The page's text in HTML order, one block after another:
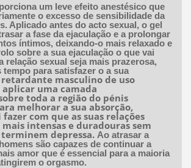
um leve efeito anestésico que
o excesso de sensibilidade da
Aplicado antes do acto sexual, o gel
a fase da ejaculação e a prolongar
íntimos, deixando-o mais relaxado e
sobre a sua ejaculação o que vai
relação sexual seja mais prazerosa,
tempo para satisfazer o a sua
masculino de uso
uma camada
toda a região do pénis
melhorar a sua absorção,
fazer com que as suas relações
intensas e duradouras sem
depressa. Ao atrasar a
são capazes de continuar a
amor que é essencial para a maioria
o orgasmo.